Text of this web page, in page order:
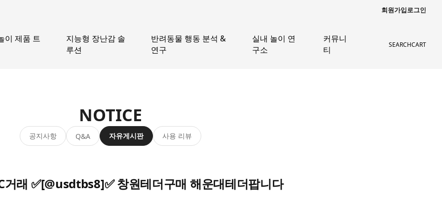
회원가입로그인
이 제품 트
지능형 장난감 솔
루션
반려동물 행동 분석 &
연구
실내 놀이 연
구소
커뮤니
티
SEARCHCART
NOTICE
공지사항 Q&A 자유게시판 사용 리뷰
거래 ✅[@usdtbs8]✅ 창원테더구매 해운대테더팝니다